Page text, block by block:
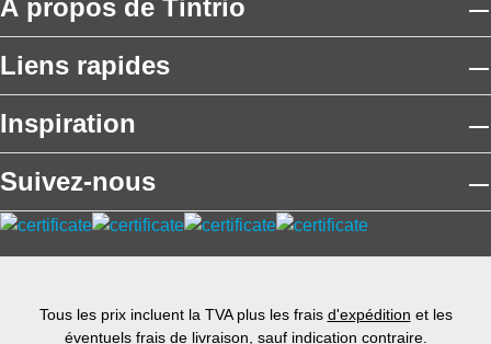
À propos de Tintrio
Liens rapides
Inspiration
Suivez-nous
Tous les prix incluent la TVA plus les frais d'expédition et les
éventuels frais de livraison, sauf indication contraire.